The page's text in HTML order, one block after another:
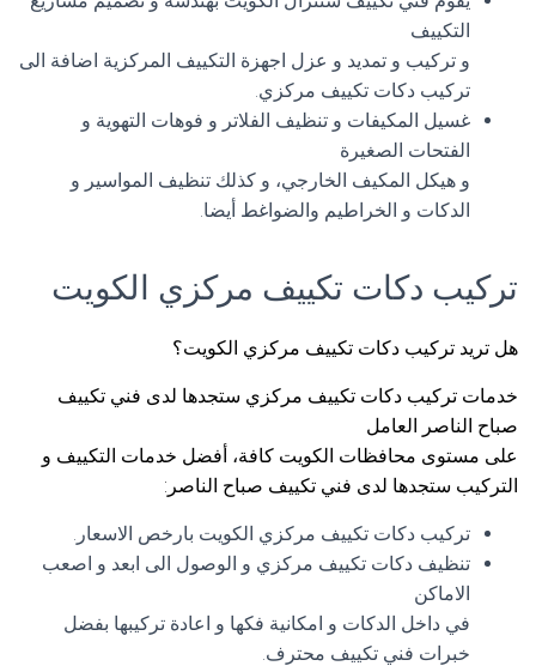
التكييف
و تركيب و تمديد و عزل اجهزة التكييف المركزية اضافة الى
تركيب دكات تكييف مركزي.
غسيل المكيفات و تنظيف الفلاتر و فوهات التهوية و
الفتحات الصغيرة
و هيكل المكيف الخارجي، و كذلك تنظيف المواسير و
الدكات و الخراطيم والضواغط أيضا.
تركيب دكات تكييف مركزي الكويت
هل تريد تركيب دكات تكييف مركزي الكويت؟
خدمات تركيب دكات تكييف مركزي ستجدها لدى فني تكييف
صباح الناصر العامل
على مستوى محافظات الكويت كافة، أفضل خدمات التكييف و
التركيب ستجدها لدى فني تكييف صباح الناصر:
تركيب دكات تكييف مركزي الكويت بارخص الاسعار.
تنظيف دكات تكييف مركزي و الوصول الى ابعد و اصعب
الاماكن
في داخل الدكات و امكانية فكها و اعادة تركيبها بفضل
خبرات فني تكييف محترف.